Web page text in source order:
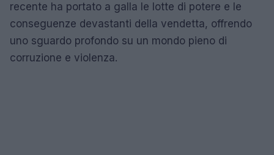
recente ha portato a galla le lotte di potere e le
conseguenze devastanti della vendetta, offrendo
uno sguardo profondo su un mondo pieno di
corruzione e violenza.